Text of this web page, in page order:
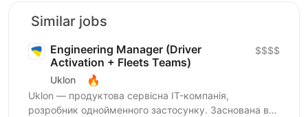
Similar jobs
Engineering Manager (Driver
Activation + Fleets Teams)
Uklon 🔥
$$$$
Uklon — продуктова сервісна IT-компанія,
розробник однойменного застосунку. Заснована в